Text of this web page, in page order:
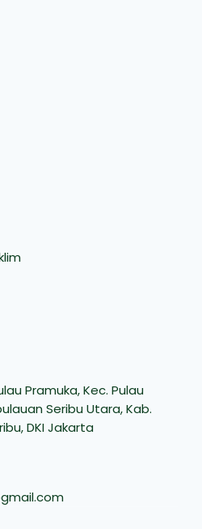
Pramuka, Kec. Pulau
Seribu Utara, Kab.
DKI Jakarta